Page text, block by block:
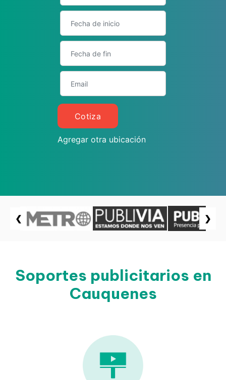
Cotiza
Agregar otra ubicación
❮ ❯
Soportes publicitarios en
Cauquenes